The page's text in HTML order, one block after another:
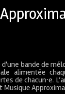
bande de
alimentée
de chacun⋅e.
Musique